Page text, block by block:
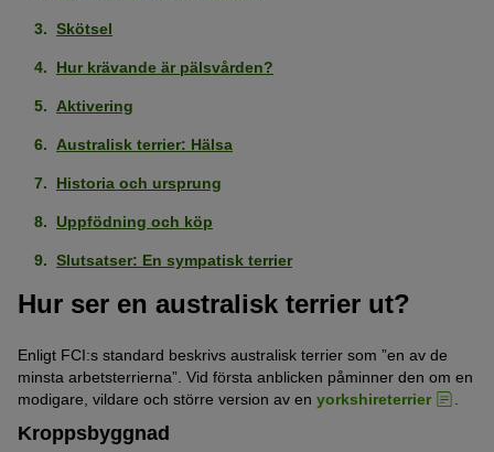
Skötsel
Hur krävande är pälsvården?
Aktivering
Australisk terrier: Hälsa
Historia och ursprung
Uppfödning och köp
Slutsatser: En sympatisk terrier
Hur ser en australisk terrier ut?
Enligt FCI:s standard beskrivs australisk terrier som ”en av de
minsta arbetsterrierna”. Vid första anblicken påminner den om en
modigare, vildare och större version av en yorkshireterrier
Kroppsbyggnad